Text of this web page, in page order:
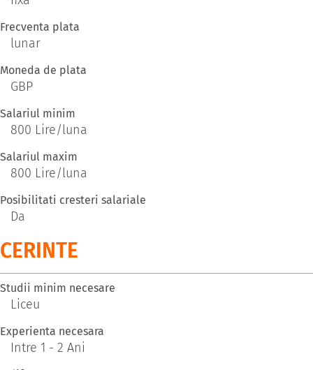
Frecventa plata
lunar
Moneda de plata
GBP
Salariul minim
800 Lire/luna
Salariul maxim
800 Lire/luna
Posibilitati cresteri salariale
Da
CERINTE
Studii minim necesare
Liceu
Experienta necesara
Intre 1 - 2 Ani